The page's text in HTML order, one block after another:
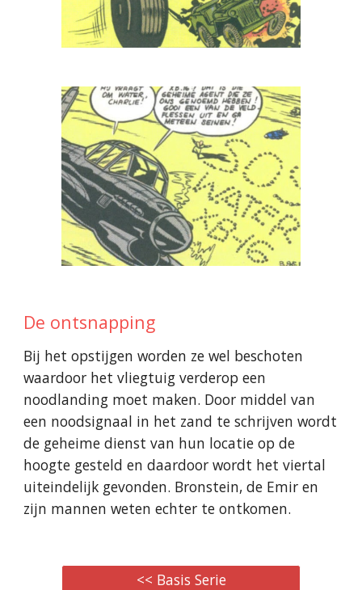
De ontsnapping
Bij het opstijgen worden ze wel beschoten
waardoor het vliegtuig verderop een
noodlanding moet maken. Door middel van
een noodsignaal in het zand te schrijven wordt
de geheime dienst van hun locatie op de
hoogte gesteld en daardoor wordt het viertal
uiteindelijk gevonden. Bronstein, de Emir en
zijn mannen weten echter te ontkomen.
<< Basis Serie